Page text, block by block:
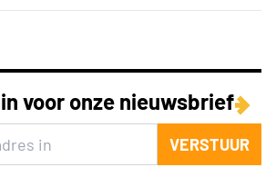
voor onze nieuwsbrief
VERSTUUR